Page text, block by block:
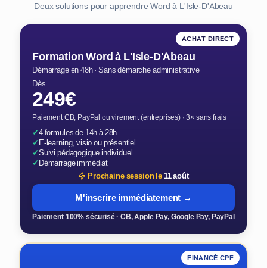
Deux solutions pour apprendre Word à L'Isle-D'Abeau
ACHAT DIRECT
Formation Word à L'Isle-D'Abeau
Démarrage en 48h · Sans démarche administrative
Dès
249€
Paiement CB, PayPal ou virement (entreprises) · 3× sans frais
✓4 formules de 14h à 28h
✓E-learning, visio ou présentiel
✓Suivi pédagogique individuel
✓Démarrage immédiat
Prochaine session le11 août
M'inscrire immédiatement →
Paiement 100% sécurisé · CB, Apple Pay, Google Pay, PayPal
FINANCÉ CPF